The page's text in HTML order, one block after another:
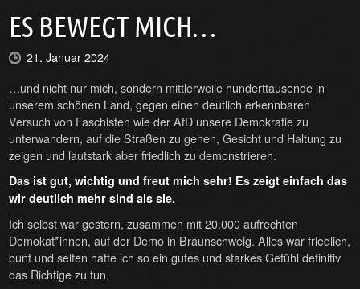
ES BEWEGT MICH…
21. Januar 2024
…und nicht nur mich, sondern mittlerweile hunderttausende in
unserem schönen Land, gegen einen deutlich erkennbaren
Versuch von Faschisten wie der AfD unsere Demokratie zu
unterwandern, auf die Straßen zu gehen, Gesicht und Haltung zu
zeigen und lautstark aber friedlich zu demonstrieren.
Das ist gut, wichtig und freut mich sehr! Es zeigt einfach das
wir deutlich mehr sind als sie.
Ich selbst war gestern, zusammen mit 20.000 aufrechten
Demokat*innen, auf der Demo in Braunschweig. Alles war friedlich,
bunt und selten hatte ich so ein gutes und starkes Gefühl definitiv
das Richtige zu tun.